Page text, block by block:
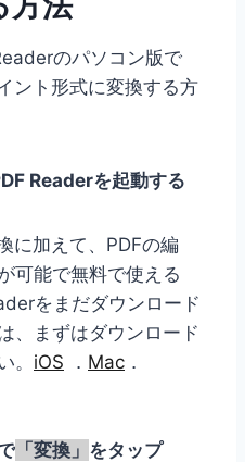
のパソコン版で
ント形式に変換する方
Readerを起動する
に加えて、PDFの編
可能で無料で使える
をまだダウンロード
、まずはダウンロード
。 iOS ． Mac ．
「変換」 をタップ